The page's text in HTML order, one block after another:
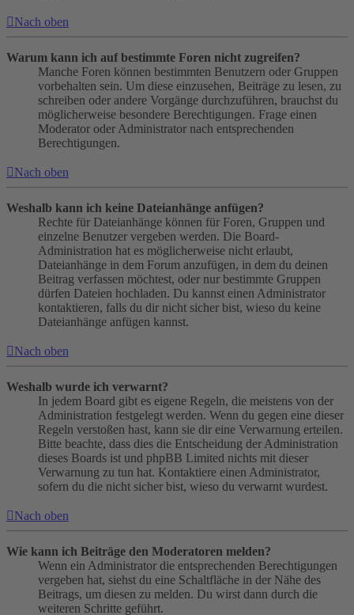
Nach oben
Warum kann ich auf bestimmte Foren nicht zugreifen?
Manche Foren können bestimmten Benutzern oder Gruppen
vorbehalten sein. Um diese einzusehen, Beiträge zu lesen, zu
schreiben oder andere Vorgänge durchzuführen, brauchst du
möglicherweise besondere Berechtigungen. Frage einen
Moderator oder Administrator nach entsprechenden
Berechtigungen.
Nach oben
Weshalb kann ich keine Dateianhänge anfügen?
Rechte für Dateianhänge können für Foren, Gruppen und
einzelne Benutzer vergeben werden. Die Board-
Administration hat es möglicherweise nicht erlaubt,
Dateianhänge in dem Forum anzufügen, in dem du deinen
Beitrag verfassen möchtest, oder nur bestimmte Gruppen
dürfen Dateien hochladen. Du kannst einen Administrator
kontaktieren, falls du dir nicht sicher bist, wieso du keine
Dateianhänge anfügen kannst.
Nach oben
Weshalb wurde ich verwarnt?
In jedem Board gibt es eigene Regeln, die meistens von der
Administration festgelegt werden. Wenn du gegen eine dieser
Regeln verstoßen hast, kann sie dir eine Verwarnung erteilen.
Bitte beachte, dass dies die Entscheidung der Administration
dieses Boards ist und phpBB Limited nichts mit dieser
Verwarnung zu tun hat. Kontaktiere einen Administrator,
sofern du die nicht sicher bist, wieso du verwarnt wurdest.
Nach oben
Wie kann ich Beiträge den Moderatoren melden?
Wenn ein Administrator die entsprechenden Berechtigungen
vergeben hat, siehst du eine Schaltfläche in der Nähe des
Beitrags, um diesen zu melden. Du wirst dann durch die
weiteren Schritte geführt.